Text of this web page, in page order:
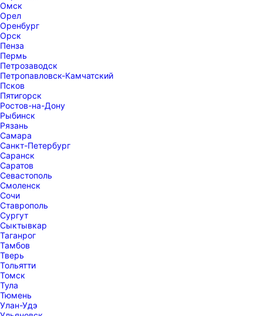
Омск
Орел
Оренбург
Орск
Пенза
Пермь
Петрозаводск
Петропавловск-Камчатский
Псков
Пятигорск
Ростов-на-Дону
Рыбинск
Рязань
Самара
Санкт-Петербург
Саранск
Саратов
Севастополь
Смоленск
Сочи
Ставрополь
Сургут
Сыктывкар
Таганрог
Тамбов
Тверь
Тольятти
Томск
Тула
Тюмень
Улан-Удэ